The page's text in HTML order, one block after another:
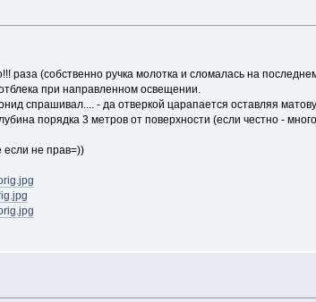
раза (собственно ручка молотка и сломалась на
при направленном освещении.
спрашивал.... - да отверкой царапается оставляя
порядка 3 метров от поверхности (если честно -
если не прав=))